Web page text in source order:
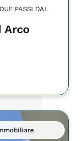
PASSI DAL
Arco